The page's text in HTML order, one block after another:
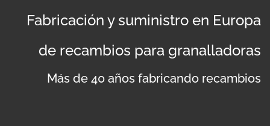
Fabricación y suministro en Europa
de recambios para granalladoras
Más de 40 años fabricando recambios